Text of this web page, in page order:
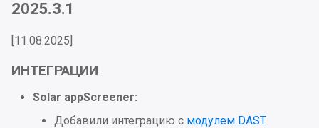
2025.3.1
[11.08.2025]
ИНТЕГРАЦИИ
Solar appScreener:
Добавили интеграцию с модулем DAST